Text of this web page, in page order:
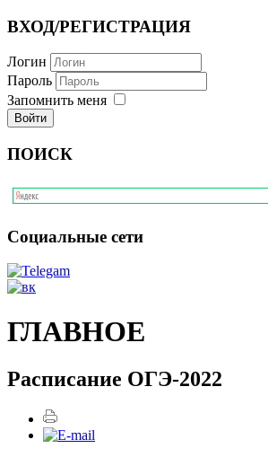
ВХОД/РЕГИСТРАЦИЯ
Логин
Пароль
Запомнить меня
ПОИСК
Социальные сети
ГЛАВНОЕ
Расписание ОГЭ-2022